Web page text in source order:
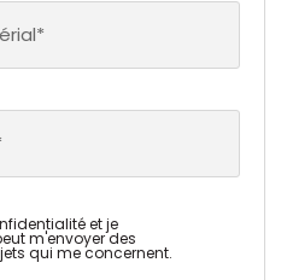
et je
m'envoyer des
qui me concernent.